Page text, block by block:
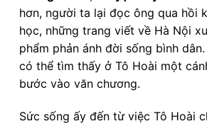
hơn, người ta lại đọc ông qua hồi
học, những trang viết về Hà Nội
phẩm phản ánh đời sống bình
có thể tìm thấy ở Tô Hoài một
bước vào văn chương.
Sức sống ấy đến từ việc Tô Hoài